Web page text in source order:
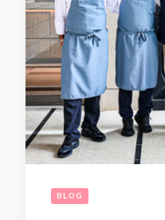
BLOG